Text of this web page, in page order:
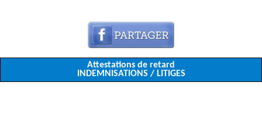
Attestations de retard
INDEMNISATIONS / LITIGES